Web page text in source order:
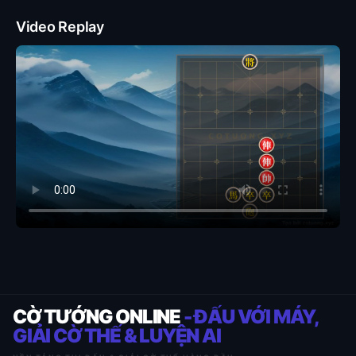
Video Replay
CỜ TƯỚNG ONLINE- ĐẤU VỚI MÁY,
GIẢI CỜ THẾ & LUYỆN AI